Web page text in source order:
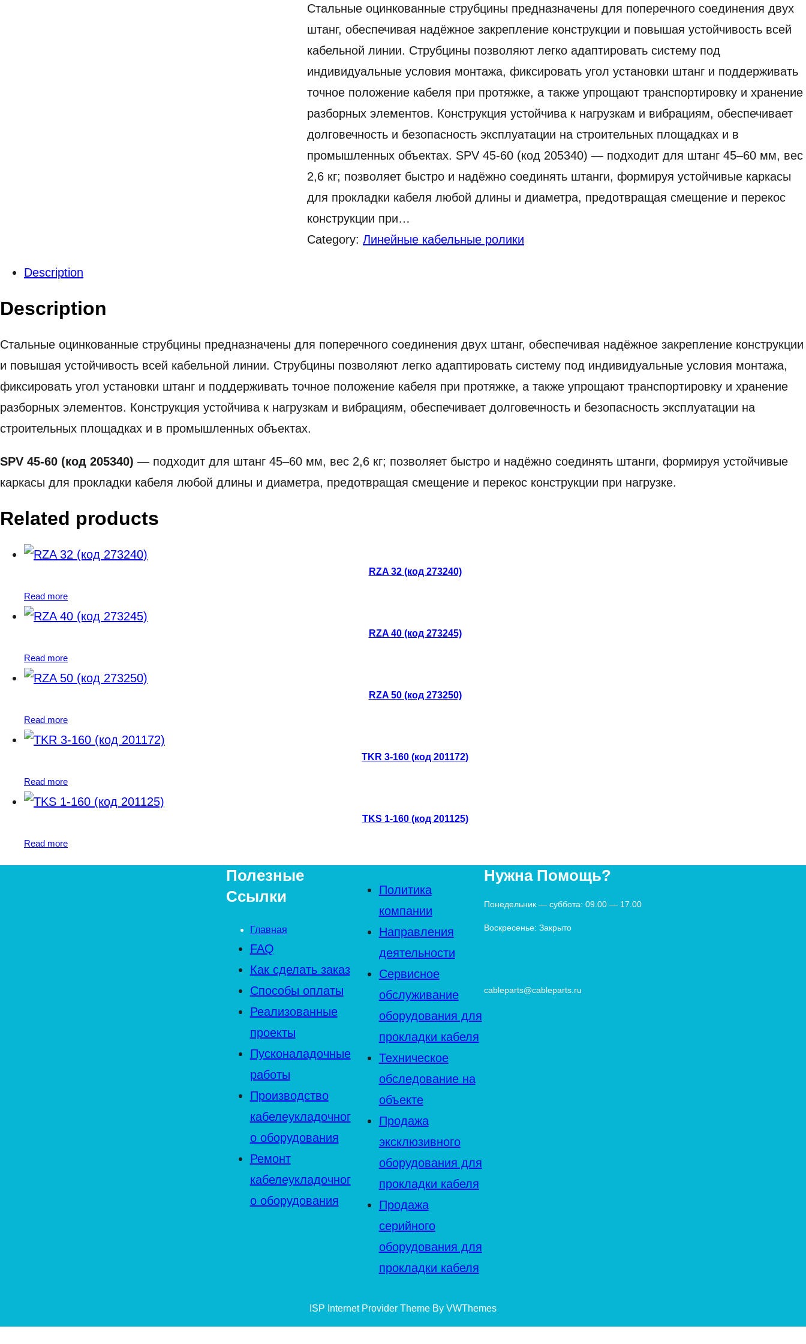
Стальные оцинкованные струбцины предназначены для поперечного соединения двух
штанг, обеспечивая надёжное закрепление конструкции и повышая устойчивость всей
кабельной линии. Струбцины позволяют легко адаптировать систему под
индивидуальные условия монтажа, фиксировать угол установки штанг и поддерживать
точное положение кабеля при протяжке, а также упрощают транспортировку и хранение
разборных элементов. Конструкция устойчива к нагрузкам и вибрациям, обеспечивает
долговечность и безопасность эксплуатации на строительных площадках и в
промышленных объектах. SPV 45-60 (код 205340) — подходит для штанг 45–60 мм, вес
2,6 кг; позволяет быстро и надёжно соединять штанги, формируя устойчивые каркасы
для прокладки кабеля любой длины и диаметра, предотвращая смещение и перекос
конструкции при…
Category: Линейные кабельные ролики
Description
Description
Стальные оцинкованные струбцины предназначены для поперечного соединения двух штанг, обеспечивая надёжное закрепление конструкции
и повышая устойчивость всей кабельной линии. Струбцины позволяют легко адаптировать систему под индивидуальные условия монтажа,
фиксировать угол установки штанг и поддерживать точное положение кабеля при протяжке, а также упрощают транспортировку и хранение
разборных элементов. Конструкция устойчива к нагрузкам и вибрациям, обеспечивает долговечность и безопасность эксплуатации на
строительных площадках и в промышленных объектах.
SPV 45-60 (код 205340) — подходит для штанг 45–60 мм, вес 2,6 кг; позволяет быстро и надёжно соединять штанги, формируя устойчивые
каркасы для прокладки кабеля любой длины и диаметра, предотвращая смещение и перекос конструкции при нагрузке.
Related products
RZA 32 (код 273240)
Read more
RZA 40 (код 273245)
Read more
RZA 50 (код 273250)
Read more
TKR 3-160 (код 201172)
Read more
TKS 1-160 (код 201125)
Read more
Полезные
Ссылки
Главная
FAQ
Как сделать заказ
Способы оплаты
Реализованные
проекты
Пусконаладочные
работы
Производство
кабелеукладочног
о оборудования
Ремонт
кабелеукладочног
о оборудования
Политика
компании
Направления
деятельности
Сервисное
обслуживание
оборудования для
прокладки кабеля
Техническое
обследование на
объекте
Продажа
эксклюзивного
оборудования для
прокладки кабеля
Продажа
серийного
оборудования для
прокладки кабеля
Нужна Помощь?
Понедельник — суббота: 09.00 — 17.00
Воскресенье: Закрыто
cableparts@cableparts.ru
ISP Internet Provider Theme By VWThemes